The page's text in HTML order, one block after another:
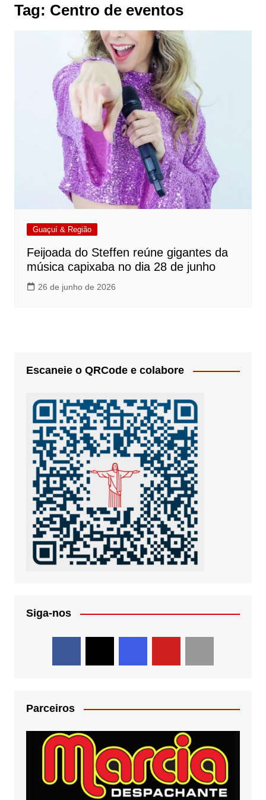
Tag: Centro de eventos
Guaçuí & Região
Feijoada do Steffen reúne gigantes da
música capixaba no dia 28 de junho
26 de junho de 2026
Escaneie o QRCode e colabore
Siga-nos
Parceiros